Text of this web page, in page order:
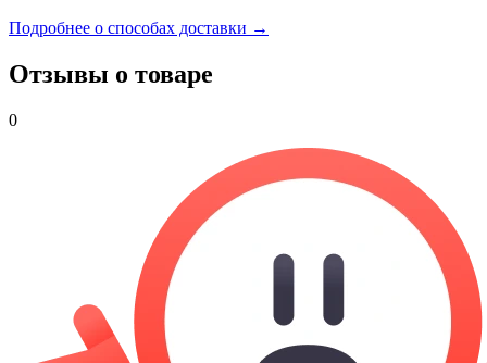
Подробнее о способах доставки →
Отзывы о товаре
0